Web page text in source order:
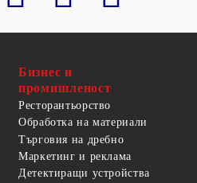
Бизнес и
промишленост
Ресторантьорство
Обработка на материали
Търговия на дребно
Маркетинг и реклама
Детектиращи устройства